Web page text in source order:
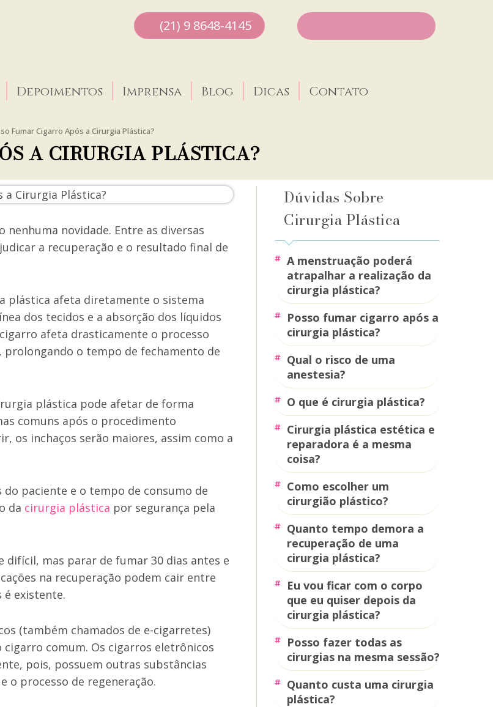
(21) 9 8648-4145
Depoimentos Imprensa Blog Dicas Contato
Fumar Cigarro Após a Cirurgia Plástica?
A CIRURGIA PLÁSTICA?
nenhuma novidade. Entre as diversas
a recuperação e o resultado final de
plástica afeta diretamente o sistema
dos tecidos e a absorção dos líquidos
afeta drasticamente o processo
prolongando o tempo de fechamento de
plástica pode afetar de forma
comuns após o procedimento
os inchaços serão maiores, assim como a
do paciente e o tempo de consumo de
da cirurgia plástica por segurança pela
mas parar de fumar 30 dias antes e
na recuperação podem cair entre
é existente.
(também chamados de e-cigarretes)
comum. Os cigarros eletrônicos
pois, possuem outras substâncias
o processo de regeneração.
Dúvidas Sobre
Cirurgia Plástica
a menstruação poderá
atrapalhar a realização da
cirurgia plástica?
posso fumar cigarro após a
cirurgia plástica?
qual o risco de uma
anestesia?
o que é cirurgia plástica?
cirurgia plástica estética e
reparadora é a mesma
coisa?
como escolher um
cirurgião plástico?
quanto tempo demora a
recuperação de uma
cirurgia plástica?
eu vou ficar com o corpo
que eu quiser depois da
cirurgia plástica?
posso fazer todas as
cirurgias na mesma sessão?
quanto custa uma cirurgia
plástica?